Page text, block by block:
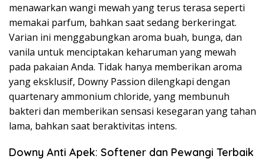
menawarkan wangi mewah yang terus terasa seperti
memakai parfum, bahkan saat sedang berkeringat.
Varian ini menggabungkan aroma buah, bunga, dan
vanila untuk menciptakan keharuman yang mewah
pada pakaian Anda. Tidak hanya memberikan aroma
yang eksklusif, Downy Passion dilengkapi dengan
quartenary ammonium chloride, yang membunuh
bakteri dan memberikan sensasi kesegaran yang tahan
lama, bahkan saat beraktivitas intens.
Downy Anti Apek: Softener dan Pewangi Terbaik